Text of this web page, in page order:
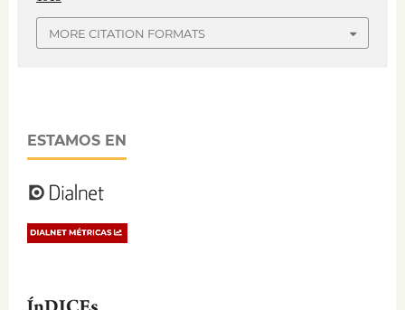
MORE CITATION FORMATS
ESTAMOS EN